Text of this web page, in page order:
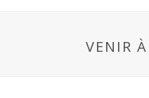
VENIR